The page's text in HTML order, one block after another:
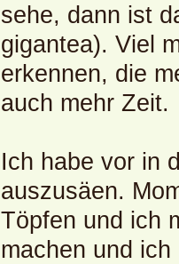
sehe, dann ist
gigantea). Viel
erkennen, die
auch mehr Zeit.
Ich habe vor in
auszusäen.
Töpfen und ich
machen und